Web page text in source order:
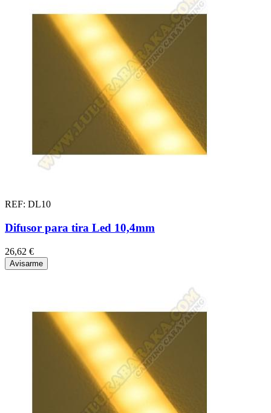
REF: DL10
Difusor para tira Led 10,4mm
26,62 €
Avisarme